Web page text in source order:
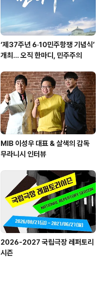
‘제37주년 6·10민주항쟁 기념식’
개최… 오직 한마디, 민주주의
MIB 이성우 대표 & 살색의 감독
무라니시 인터뷰
2026-2027 국립극장 레퍼토리
시즌